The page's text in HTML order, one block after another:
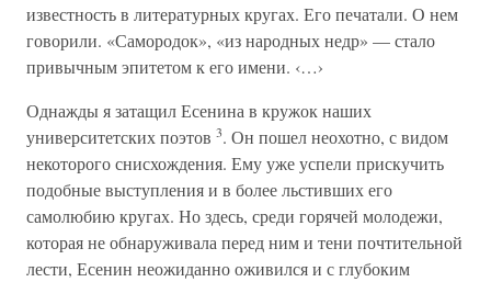
известность в литературных кругах. Его печатали. О нем
говорили. «Самородок», «из народных недр» — стало
привычным эпитетом к его имени. ‹…›
Однажды я затащил Есенина в кружок наших
университетских поэтов 3. Он пошел неохотно, с видом
некоторого снисхождения. Ему уже успели прискучить
подобные выступления и в более льстивших его
самолюбию кругах. Но здесь, среди горячей молодежи,
которая не обнаруживала перед ним и тени почтительной
лести, Есенин неожиданно оживился и с глубоким